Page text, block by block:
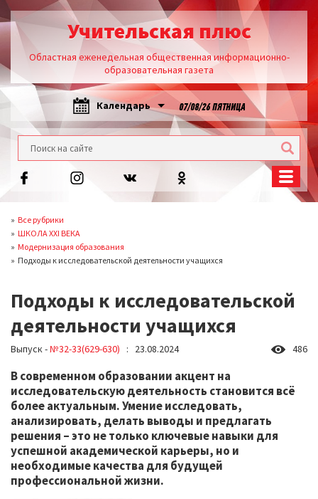
Учительская плюс
Областная еженедельная общественная информационно-
образовательная газета
Календарь 07/08/26 ПЯТНИЦА
Все рубрики
ШКОЛА XXI ВЕКА
Модернизация образования
Подходы к исследовaтельской деятельности учащихся
Подходы к исследовaтельской
деятельности учащихся
Выпуск -№32-33(629-630) : 23.08.2024 486
В современном образовании акцент на
исследовательскую деятельность становится всё
более актуальным. Умение исследовать,
анализировать, делать выводы и предлагать
решения – это не только ключевые навыки для
успешной академической карьеры, но и
необходимые качества для будущей
профессиональной жизни.